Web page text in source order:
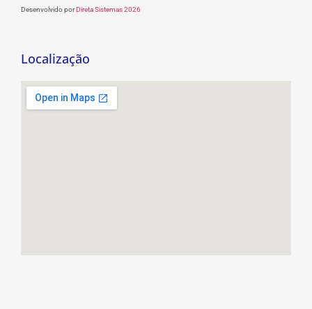
Desenvolvido porDireta Sistemas 2026
Localização